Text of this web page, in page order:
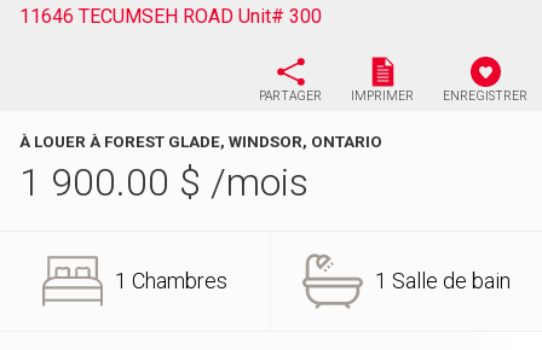
11646 TECUMSEH ROAD Unit# 300
PARTAGER IMPRIMER ENREGISTRER
À LOUER À FOREST GLADE, WINDSOR, ONTARIO
1 900.00 $ /mois
1 Chambres 1 Salle de bain